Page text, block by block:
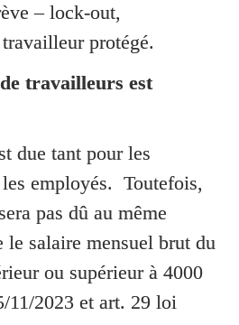
– lock-out,
protégé.
travailleurs est
due tant pour les
employés.  Toutefois,
pas dû au même
le salaire mensuel brut du
ou supérieur à 4000
11/2023 et art. 29 loi